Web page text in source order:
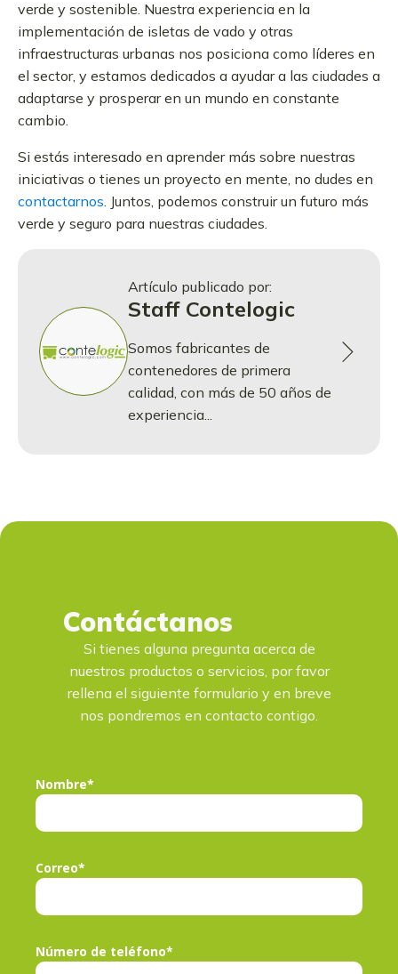
verde y sostenible. Nuestra experiencia en la
implementación de isletas de vado y otras
infraestructuras urbanas nos posiciona como líderes en
el sector, y estamos dedicados a ayudar a las ciudades a
adaptarse y prosperar en un mundo en constante
cambio.
Si estás interesado en aprender más sobre nuestras
iniciativas o tienes un proyecto en mente, no dudes en
contactarnos . Juntos, podemos construir un futuro más
verde y seguro para nuestras ciudades.
Artículo publicado por:
Staff Contelogic
Somos fabricantes de
contenedores de primera
calidad, con más de 50 años de
experiencia...
Contáctanos
Si tienes alguna pregunta acerca de
nuestros productos o servicios, por favor
rellena el siguiente formulario y en breve
nos pondremos en contacto contigo.
Nombre*
Correo*
Número de teléfono*